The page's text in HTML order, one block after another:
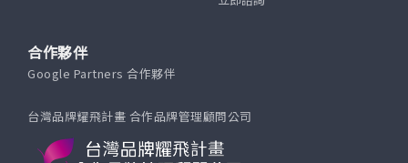
合作夥伴
Google Partners 合作夥伴
台灣品牌耀飛計畫 合作品牌管理顧問公司